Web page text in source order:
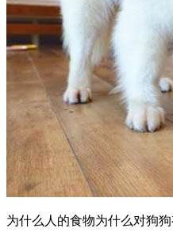
为什么人的食物为什么对狗